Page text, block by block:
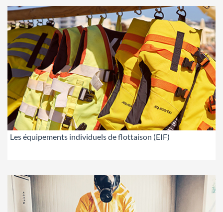
Les équipements individuels de flottaison (EIF)